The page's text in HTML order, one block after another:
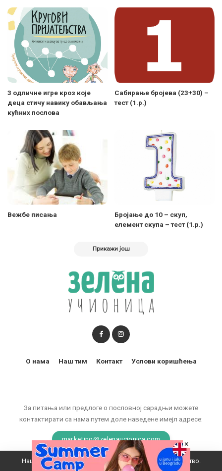
3 одличне игре кроз које
деца стичу навику обављања
кућних послова
Сабирање бројева (23+30) –
тест (1.р.)
Вежбе писања
Бројање до 10 – скуп,
елемент скупа – тест (1.р.)
Прикажи још
За питања или предлоге о пословној сарадњи можете
контактирати са нама путем доле наведене имејл адресе:
marketing@zelenaucionica.com
О нама Наш тим Контакт Услови коришћења
Наш вебсајт користи колачиће да побољша ваше искуство.
×